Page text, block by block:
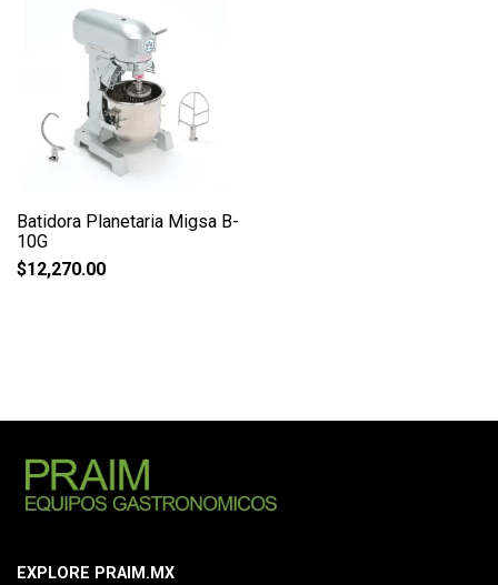
Batidora Planetaria Migsa B-
10G
$12,270.00
EXPLORE PRAIM.MX